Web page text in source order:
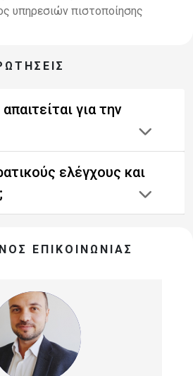
υπηρεσιών πιστοποίησης
για την
ελέγχους και
ΕΠΙΚΟΙΝΩΝΙΑΣ